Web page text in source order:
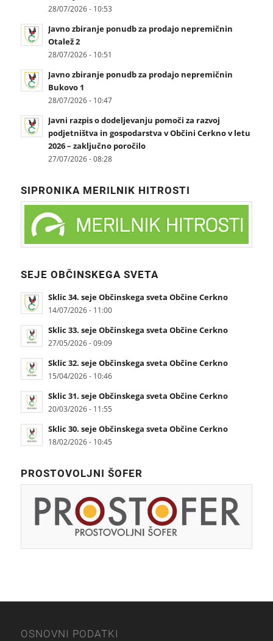
28/07/2026 - 10:53
Javno zbiranje ponudb za prodajo nepremičnin
Otalež 2
28/07/2026 - 10:51
Javno zbiranje ponudb za prodajo nepremičnin
Bukovo 1
28/07/2026 - 10:47
Javni razpis o dodeljevanju pomoči za razvoj
podjetništva in gospodarstva v Občini Cerkno v letu
2026 – zaključno poročilo
27/07/2026 - 08:28
SIPRONIKA MERILNIK HITROSTI
SEJE OBČINSKEGA SVETA
Sklic 34. seje Občinskega sveta Občine Cerkno
14/07/2026 - 11:00
Sklic 33. seje Občinskega sveta Občine Cerkno
27/05/2026 - 09:09
Sklic 32. seje Občinskega sveta Občine Cerkno
15/04/2026 - 10:46
Sklic 31. seje Občinskega sveta Občine Cerkno
20/03/2026 - 11:55
Sklic 30. seje Občinskega sveta Občine Cerkno
18/02/2026 - 10:45
PROSTOVOLJNI ŠOFER
OSNOVNI PODATKI